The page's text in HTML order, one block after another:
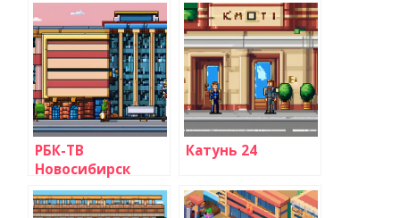
РБК-ТВ
Новосибирск
Катунь 24